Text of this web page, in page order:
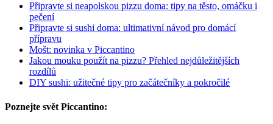
Připravte si neapolskou pizzu doma: tipy na těsto, omáčku i
pečení
Připravte si sushi doma: ultimativní návod pro domácí
přípravu
Mošt: novinka v Piccantino
Jakou mouku použít na pizzu? Přehled nejdůležitějších
rozdílů
DIY sushi: užitečné tipy pro začátečníky a pokročilé
Poznejte svět Piccantino: